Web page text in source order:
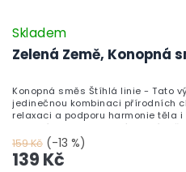
Zelená Země, Konopná
Skladem
159 Kč (-13 %)
139 Kč
Konopná směs Štíhlá linie - Tato
jedinečnou kombinaci přírodních
relaxaci a podporu harmonie těla
kvalitních surovin, který ocení